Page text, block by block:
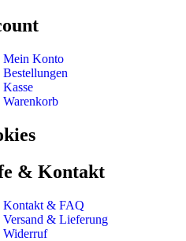
Mein Konto
Bestellungen
Kasse
Warenkorb
& Kontakt
Kontakt & FAQ
Versand & Lieferung
Widerruf